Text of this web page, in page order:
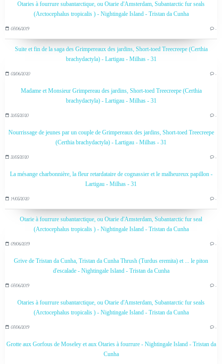
Otaries à fourrure subantarctique, ou Otarie d'Amsterdam, Subantarctic fur seals
(Arctocephalus tropicalis ) - Nightingale Island - Tristan da Cunha
07/06/2019 …
Suite et fin de la saga des Grimpereaux des jardins, Short-toed Treecreepe (Certhia
brachydactyla) - Lartigau - Milhas - 31
03/06/2020 …
Madame et Monsieur Grimpereau des jardins, Short-toed Treecreepe (Certhia
brachydactyla) - Lartigau - Milhas - 31
31/05/2020 …
Nourrissage de jeunes par un couple de Grimpereaux des jardins, Short-toed Treecreepe
(Certhia brachydactyla) - Lartigau - Milhas - 31
31/05/2020 …
La mésange charbonnière, la fleur retardataire de cognassier et le malheureux papillon -
Lartigau - Milhas - 31
14/05/2020 …
Otarie à fourrure subantarctique, ou Otarie d'Amsterdam, Subantarctic fur seal
(Arctocephalus tropicalis ) - Nightingale Island - Tristan da Cunha
09/06/2019 …
Grive de Tristan da Cunha, Tristan da Cunha Thrush (Turdus eremita) et ... le piton
d'escalade - Nightingale Island - Tristan da Cunha
07/06/2019 …
Otaries à fourrure subantarctique, ou Otarie d'Amsterdam, Subantarctic fur seals
(Arctocephalus tropicalis ) - Nightingale Island - Tristan da Cunha
07/06/2019 …
Grotte aux Gorfous de Moseley et aux Otaries à fourrure - Nightingale Island - Tristan da
Cunha